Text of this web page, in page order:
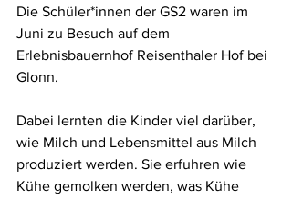
Die Schüler*innen der GS2 waren im
Juni zu Besuch auf dem
Erlebnisbauernhof Reisenthaler Hof bei
Glonn.
Dabei lernten die Kinder viel darüber,
wie Milch und Lebensmittel aus Milch
produziert werden. Sie erfuhren wie
Kühe gemolken werden, was Kühe